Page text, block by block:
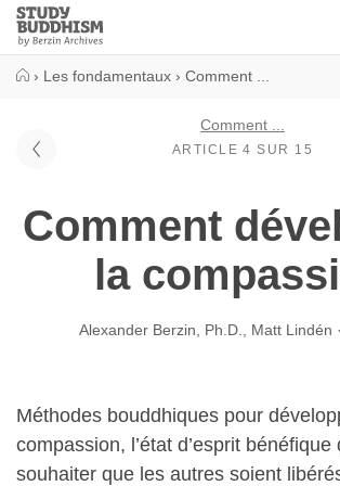
Close
Study
Buddhism
› Les fondamentaux › Comment ...
Comment ...
ARTICLE 4 SUR 15
Comment
la
Alexander Berzin, Ph.D. Matt Lindén
Méthodes bouddhiques pour
compassion, l’état d’esprit
souhaiter que les autres soient